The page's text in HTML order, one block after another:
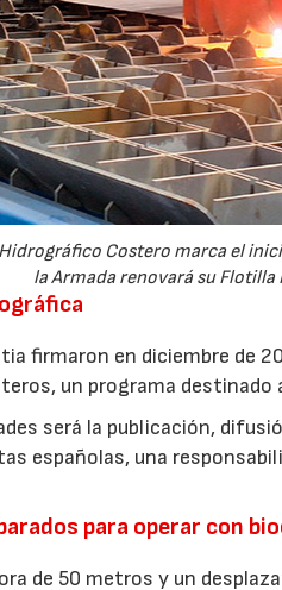
Costero marca el
la Armada renovará su
firmaron en diciembre de
un programa
será la publicación,
españolas, una
para operar con
de 50 metros y un